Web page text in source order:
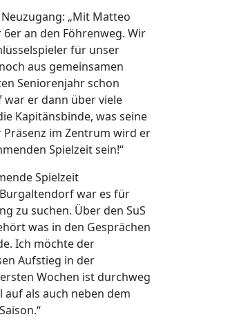
„Mit Matteo
an den Föhrenweg. Wir
für unser
aus gemeinsamen
Seniorenjahr schon
er dann über viele
Kapitänsbinde, was seine
im Zentrum wird er
Spielzeit sein!“
Spielzeit
war es für
zu suchen. Über den SuS
was in den Gesprächen
Ich möchte der
Aufstieg in der
Wochen ist durchweg
als auch neben dem